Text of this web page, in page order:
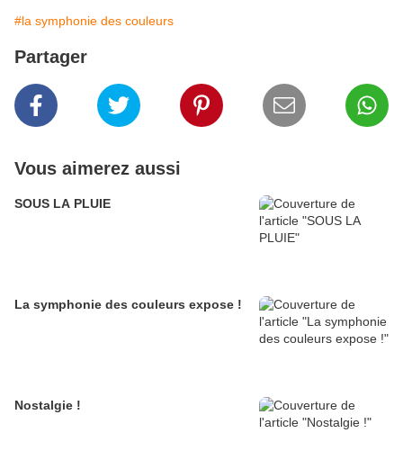
#la symphonie des couleurs
Partager
Vous aimerez aussi
SOUS LA PLUIE
La symphonie des couleurs expose !
Nostalgie !